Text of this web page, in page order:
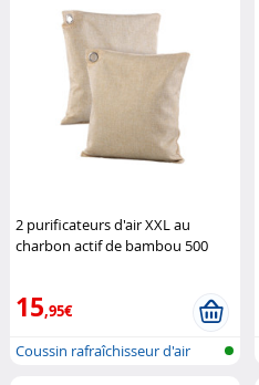
2 purificateurs d'air XXL au
charbon actif de bambou 500
15,95€
Coussin rafraîchisseur d'air